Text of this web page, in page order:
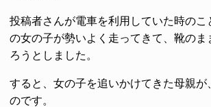
投稿者さんが電車を利用していた時のこ
の女の子が勢いよく走ってきて、靴のま
ろうとしました。
すると、女の子を追いかけてきた母親が
のです。